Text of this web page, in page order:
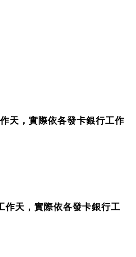
天，實際依各發卡銀行工作
作天，實際依各發卡銀行工